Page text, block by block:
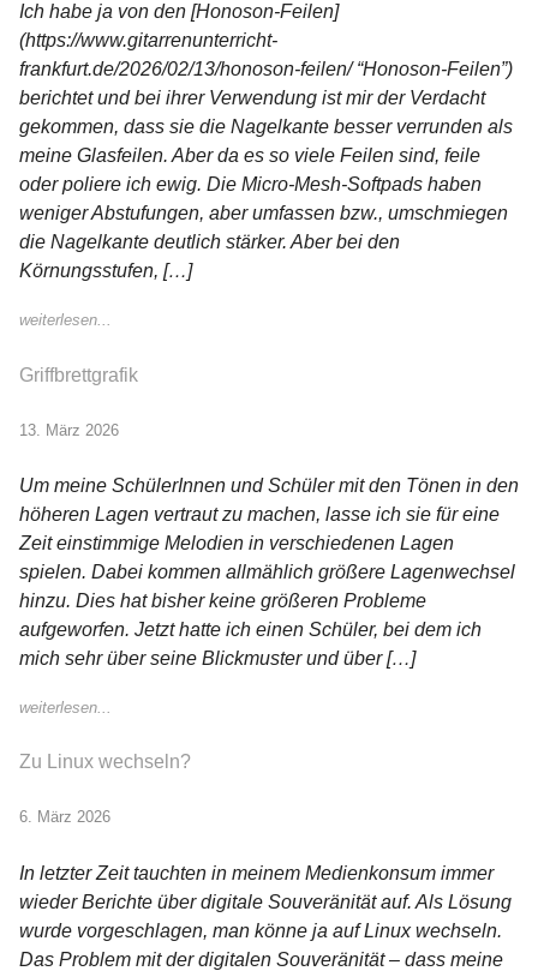
Ich habe ja von den [Honoson-Feilen]
(https://www.gitarrenunterricht-
frankfurt.de/2026/02/13/honoson-feilen/ “Honoson-Feilen”)
berichtet und bei ihrer Verwendung ist mir der Verdacht
gekommen, dass sie die Nagelkante besser verrunden als
meine Glasfeilen. Aber da es so viele Feilen sind, feile
oder poliere ich ewig. Die Micro-Mesh-Softpads haben
weniger Abstufungen, aber umfassen bzw., umschmiegen
die Nagelkante deutlich stärker. Aber bei den
Körnungsstufen, […]
weiterlesen...
Griffbrettgrafik
13. März 2026
Um meine SchülerInnen und Schüler mit den Tönen in den
höheren Lagen vertraut zu machen, lasse ich sie für eine
Zeit einstimmige Melodien in verschiedenen Lagen
spielen. Dabei kommen allmählich größere Lagenwechsel
hinzu. Dies hat bisher keine größeren Probleme
aufgeworfen. Jetzt hatte ich einen Schüler, bei dem ich
mich sehr über seine Blickmuster und über […]
weiterlesen...
Zu Linux wechseln?
6. März 2026
In letzter Zeit tauchten in meinem Medienkonsum immer
wieder Berichte über digitale Souveränität auf. Als Lösung
wurde vorgeschlagen, man könne ja auf Linux wechseln.
Das Problem mit der digitalen Souveränität – dass meine